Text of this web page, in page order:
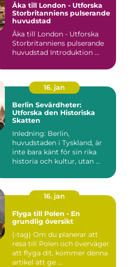
Åka till London - Utforska
Storbritanniens pulserande
huvudstad
Åka till London - Utforska
Storbritanniens pulserande
huvudstad Introduktion ...
16. jan
Berlin Sevärdheter:
Utforska den Historiska
Skatten
Inledning: Berlin,
huvudstaden i Tyskland, är
inte bara känt för sin rika
historia och kultur, utan ...
16. jan
Flyga till Polen - En
grundlig översikt
(-tag) Om du planerar att
resa till Polen och överväger
att flyga dit, kommer denna
artikel att ge ...